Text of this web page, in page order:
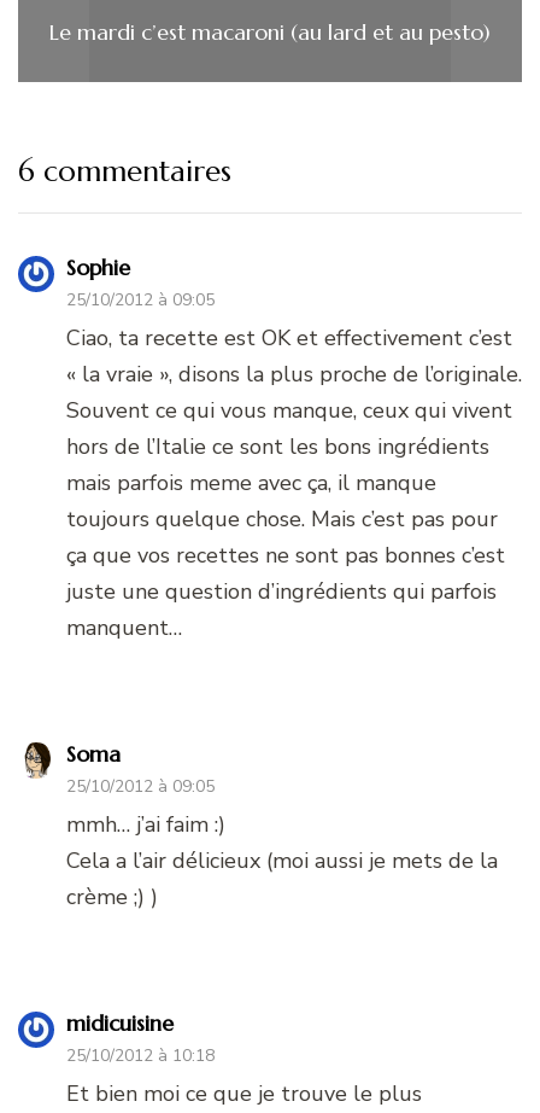
Le mardi c’est macaroni (au lard et au pesto)
6 commentaires
Sophie
25/10/2012 à 09:05
Ciao, ta recette est OK et effectivement c’est
« la vraie », disons la plus proche de l’originale.
Souvent ce qui vous manque, ceux qui vivent
hors de l’Italie ce sont les bons ingrédients
mais parfois meme avec ça, il manque
toujours quelque chose. Mais c’est pas pour
ça que vos recettes ne sont pas bonnes c’est
juste une question d’ingrédients qui parfois
manquent…
Soma
25/10/2012 à 09:05
mmh… j’ai faim :)
Cela a l’air délicieux (moi aussi je mets de la
crème ;) )
midicuisine
25/10/2012 à 10:18
Et bien moi ce que je trouve le plus